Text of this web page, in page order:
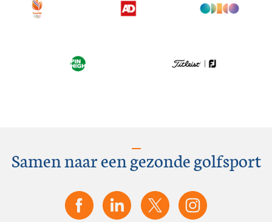
Samen naar een gezonde golfsport